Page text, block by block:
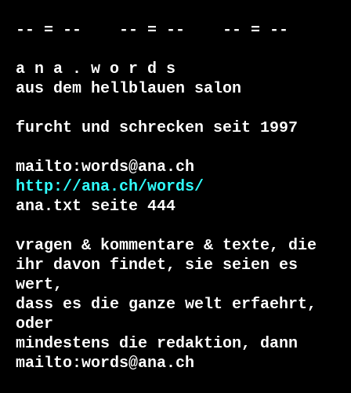
-- = --    -- = --    -- = --
a n a . w o r d s
aus dem hellblauen salon
furcht und schrecken seit 1997
http://ana.ch/words/
ana.txt seite 444
vragen & kommentare & texte, die
ihr davon findet, sie seien es
wert,
dass es die ganze welt erfaehrt,
oder
mindestens die redaktion, dann
mailto:words@ana.ch